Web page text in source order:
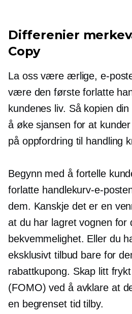
Differenier
Copy
La oss være ærlige, e-
være den første forlatte
kundenes liv. Så kopien
å øke sjansen for at
på oppfordring til handling
Begynn med å fortelle
forlatte handlekurv-e-
dem. Kanskje det er en
at du har lagret vognen for
bekvemmelighet. Eller du
eksklusivt tilbud bare for
rabattkupong. Skap litt
(FOMO) ved å avklare at
en begrenset tid tilby.